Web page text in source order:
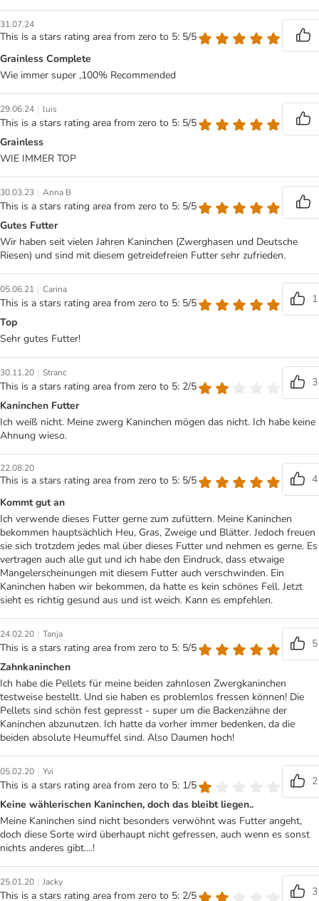
31.07.24
This is a stars rating area from zero to 5: 5/5
Grainless Complete
Wie immer super ,100% Recommended
29.06.24 | luis
This is a stars rating area from zero to 5: 5/5
Grainless
WIE IMMER TOP
30.03.23 | Anna B
This is a stars rating area from zero to 5: 5/5
Gutes Futter
Wir haben seit vielen Jahren Kaninchen (Zwerghasen und Deutsche
Riesen) und sind mit diesem getreidefreien Futter sehr zufrieden.
05.06.21 | Carina
This is a stars rating area from zero to 5: 5/5
1
Top
Sehr gutes Futter!
30.11.20 | Stranc
This is a stars rating area from zero to 5: 2/5
3
Kaninchen Futter
Ich weiß nicht. Meine zwerg Kaninchen mögen das nicht. Ich habe keine
Ahnung wieso.
22.08.20
This is a stars rating area from zero to 5: 5/5
4
Kommt gut an
Ich verwende dieses Futter gerne zum zufüttern. Meine Kaninchen
bekommen hauptsächlich Heu, Gras, Zweige und Blätter. Jedoch freuen
sie sich trotzdem jedes mal über dieses Futter und nehmen es gerne. Es
vertragen auch alle gut und ich habe den Eindruck, dass etwaige
Mangelerscheinungen mit diesem Futter auch verschwinden. Ein
Kaninchen haben wir bekommen, da hatte es kein schönes Fell. Jetzt
sieht es richtig gesund aus und ist weich. Kann es empfehlen.
24.02.20 | Tanja
This is a stars rating area from zero to 5: 5/5
5
Zahnkaninchen
Ich habe die Pellets für meine beiden zahnlosen Zwergkaninchen
testweise bestellt. Und sie haben es problemlos fressen können! Die
Pellets sind schön fest gepresst - super um die Backenzähne der
Kaninchen abzunutzen. Ich hatte da vorher immer bedenken, da die
beiden absolute Heumuffel sind. Also Daumen hoch!
05.02.20 | Yvi
This is a stars rating area from zero to 5: 1/5
2
Keine wählerischen Kaninchen, doch das bleibt liegen..
Meine Kaninchen sind nicht besonders verwöhnt was Futter angeht,
doch diese Sorte wird überhaupt nicht gefressen, auch wenn es sonst
nichts anderes gibt....!
25.01.20 | Jacky
This is a stars rating area from zero to 5: 2/5 3